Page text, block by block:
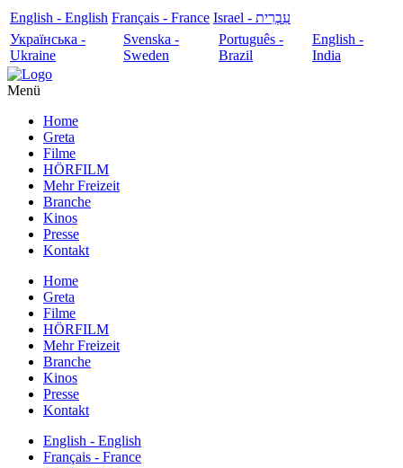
English - English Français - France
עִבְרִית - Israel
Українська -
Ukraine
Svenska -
Sweden
Português -
Brazil
English -
India
Menü
Home
Greta
Filme
HÖRFILM
Mehr Freizeit
Branche
Kinos
Presse
Kontakt
Home
Greta
Filme
HÖRFILM
Mehr Freizeit
Branche
Kinos
Presse
Kontakt
English - English
Français - France